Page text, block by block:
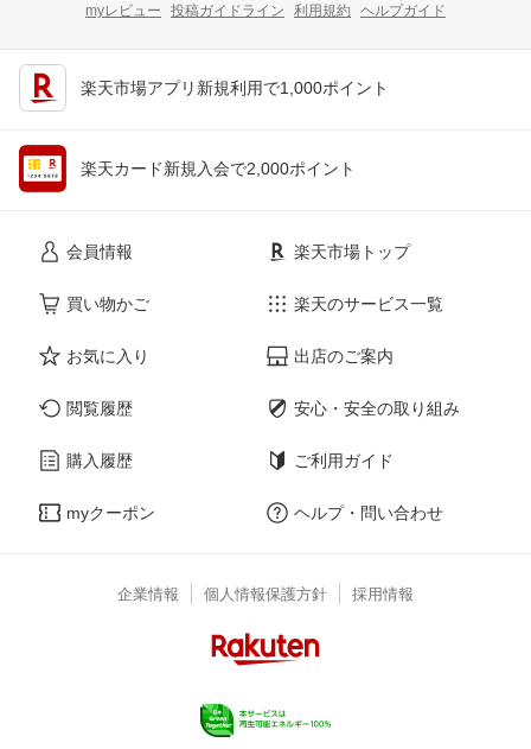
myレビュー 投稿ガイドライン 利用規約 ヘルプガイド
楽天市場アプリ新規利用で1,000ポイント
楽天カード新規入会で2,000ポイント
会員情報
買い物かご
お気に入り
閲覧履歴
購入履歴
myクーポン
楽天市場トップ
楽天のサービス一覧
出店のご案内
安心・安全の取り組み
ご利用ガイド
ヘルプ・問い合わせ
企業情報 個人情報保護方針 採用情報